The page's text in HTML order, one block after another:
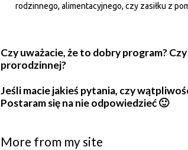
rodzinnego, alimentacyjnego, czy zasiłku z
Czy uważacie, że to dobry program?
prorodzinnej?
Jeśli macie jakieś pytania, czy
Postaram się na nie odpowiedzieć 🙂
More from my site